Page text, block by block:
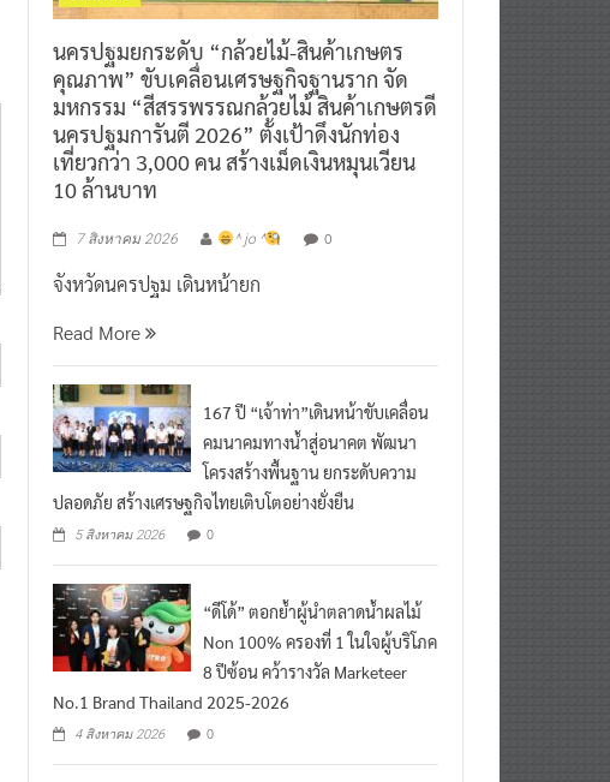
นครปฐมยกระดับ “กล้วยไม้-สินค้าเกษตร
คุณภาพ” ขับเคลื่อนเศรษฐกิจฐานราก จัด
มหกรรม “สีสรรพรรณกล้วยไม้ สินค้าเกษตรดี
นครปฐมการันตี 2026” ตั้งเป้าดึงนักท่อง
เที่ยวกว่า 3,000 คน สร้างเม็ดเงินหมุนเวียน
10 ล้านบาท
7 สิงหาคม 2026 ^ jo ^ 0
จังหวัดนครปฐม เดินหน้ายก
Read More
167 ปี “เจ้าท่า”เดินหน้าขับเคลื่อน
คมนาคมทางน้ำสู่อนาคต พัฒนา
โครงสร้างพื้นฐาน ยกระดับความ
ปลอดภัย สร้างเศรษฐกิจไทยเติบโตอย่างยั่งยืน
5 สิงหาคม 2026 0
“ดีโด้” ตอกย้ำผู้นำตลาดน้ำผลไม้
Non 100% ครองที่ 1 ในใจผู้บริโภค
8 ปีซ้อน คว้ารางวัล Marketeer
No.1 Brand Thailand 2025-2026
4 สิงหาคม 2026 0